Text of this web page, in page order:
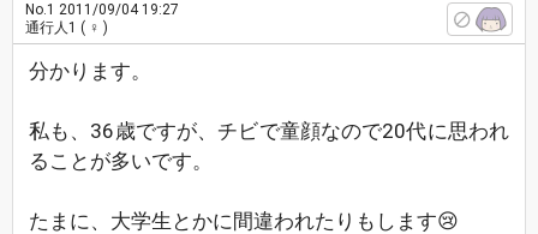
No.1 2011/09/04 19:27
通行人1 ( ♀ )
分かります。
私も、36歳ですが、チビで童顔なので20代に思われ
ることが多いです。
たまに、大学生とかに間違われたりもします😢